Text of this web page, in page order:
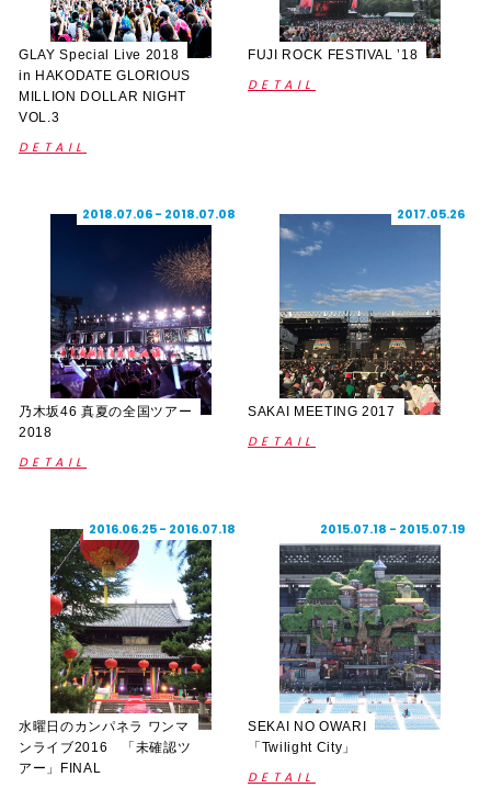
GLAY Special Live 2018
in HAKODATE GLORIOUS
MILLION DOLLAR NIGHT
VOL.3
DETAIL
FUJI ROCK FESTIVAL ’18
DETAIL
乃木坂46 真夏の全国ツアー
2018
2018.07.06 - 2018.07.08
DETAIL
SAKAI MEETING 2017
2017.05.26
DETAIL
水曜日のカンパネラ ワンマ
ンライブ2016 「未確認ツ
アー」FINAL
2016.06.25 - 2016.07.18
SEKAI NO OWARI
「Twilight City」
2015.07.18 - 2015.07.19
DETAIL